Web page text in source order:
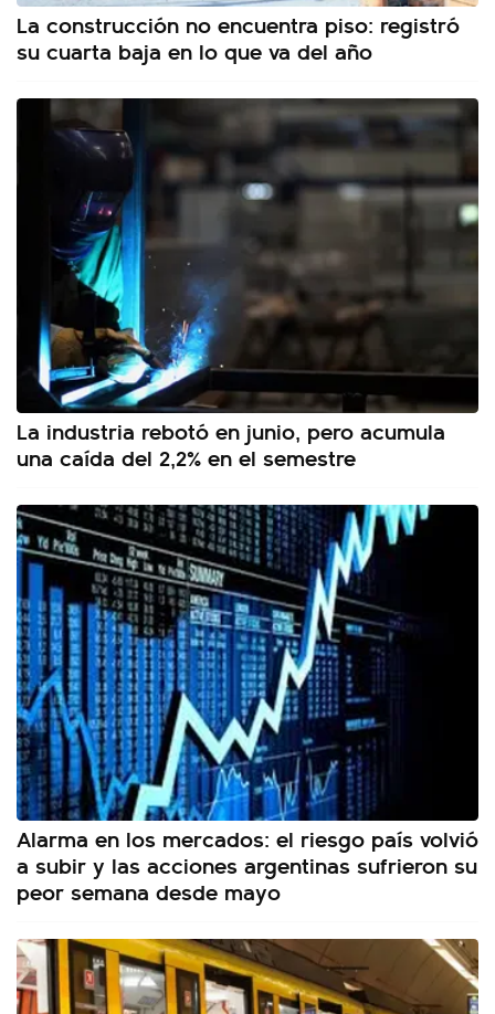
La construcción no encuentra piso: registró
su cuarta baja en lo que va del año
La industria rebotó en junio, pero acumula
una caída del 2,2% en el semestre
Alarma en los mercados: el riesgo país volvió
a subir y las acciones argentinas sufrieron su
peor semana desde mayo